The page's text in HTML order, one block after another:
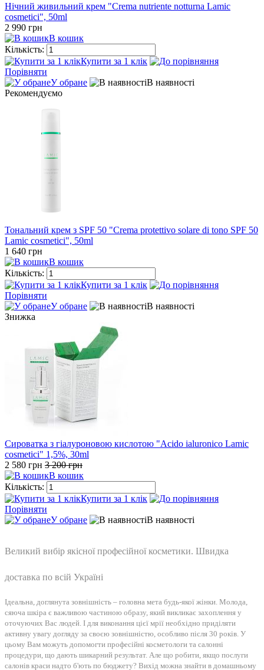
Нічний живильний крем "Crema nutriente notturna Lamic
cosmetici", 50ml
2 990 грн
В кошик
Кількість:
Купити за 1 клiк
Порівняти
У обране
В наявності
Рекомендуємо
Тональний крем з SPF 50 "Crema protettivo solare di tono SPF 50
Lamic cosmetici", 50ml
1 640 грн
В кошик
Кількість:
Купити за 1 клiк
Порівняти
У обране
В наявності
Знижка
Сироватка з гіалуроновою кислотою "Acido ialuronico Lamic
cosmetici" 1,5%, 30ml
2 580 грн 3 200 грн
В кошик
Кількість:
Купити за 1 клiк
Порівняти
У обране
В наявності
Великий вибір якісної професійної косметики. Швидка
доставка по всій Україні
Ідеальна, доглянута зовнішність – головна мета будь-якої жінки. Молода,
сяюча шкіра є важливою частиною образу, який викликає захоплення у
оточуючих Вас людей. І для виконання цієї мрії необхідно приділяти
активну увагу догляду за своєю зовнішністю, особливо після 30 років. У
цьому Вам можуть допомогти професійні косметологи та салонні
процедури, що дають шикарний результат. Але що робити, якщо послуги
салонів краси надто б'ють по бюджету? Вихід можна знайти в домашньому